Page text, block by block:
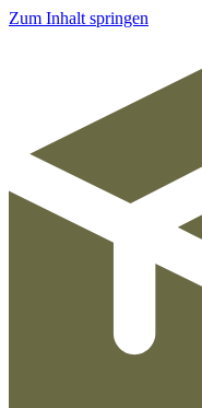
Zum Inhalt springen